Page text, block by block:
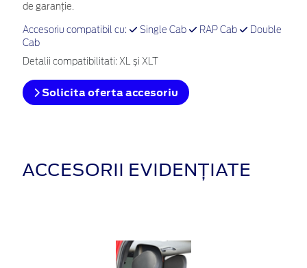
de garanţie.
Accesoriu compatibil cu: Single Cab RAP Cab
Double
Cab
Detalii compatibilitati: XL și XLT
Solicita oferta accesoriu
ACCESORII EVIDENȚIATE